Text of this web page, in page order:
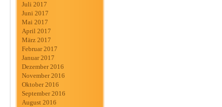
Juli 2017
Juni 2017
Mai 2017
April 2017
März 2017
Februar 2017
Januar 2017
Dezember 2016
November 2016
Oktober 2016
September 2016
August 2016